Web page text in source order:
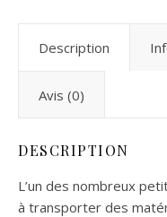
Description
Avis (0)
DESCRIPTION
L’un des nombreux
à transporter des